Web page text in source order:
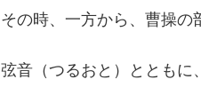
その時、一方から、曹操の
弦音（つるおと）とともに